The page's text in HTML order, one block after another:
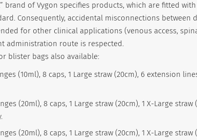
brand of Vygon specifies products, which are fitted
Consequently, accidental misconnections between
for other clinical applications (venous access,
administration route is respected.
blister bags also available:
(10ml), 8 caps, 1 Large straw (20cm), 6 extension
(20ml), 8 caps, 1 Large straw (20cm), 1 X-Large
(20ml), 8 caps, 1 Large straw (20cm), 1 X-Large